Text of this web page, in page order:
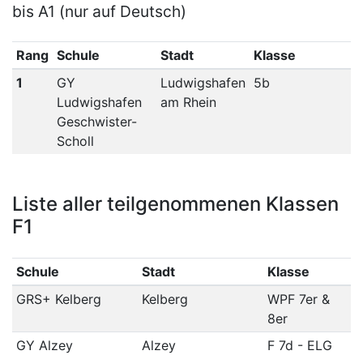
bis A1 (nur auf Deutsch)
Rang Schule Stadt
Klasse
1
GY
Ludwigshafen
Geschwister-
Scholl
Ludwigshafen
am Rhein
5b
Liste aller teilgenommenen Klassen
F1
Schule Stadt
Klasse
GRS+ Kelberg
Kelberg
WPF 7er &
8er
GY Alzey
Alzey F 7d - ELG